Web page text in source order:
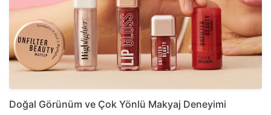
Doğal Görünüm ve Çok Yönlü Makyaj Deneyimi